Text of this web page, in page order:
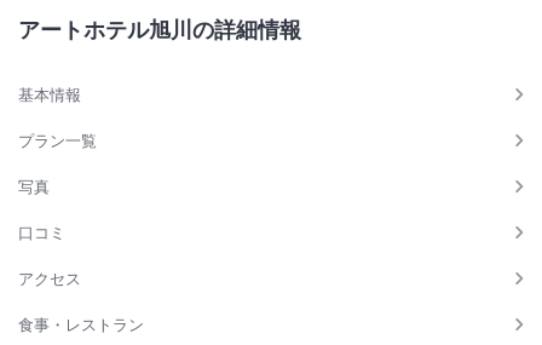
アートホテル旭川の詳細情報
基本情報
プラン一覧
写真
口コミ
アクセス
食事・レストラン